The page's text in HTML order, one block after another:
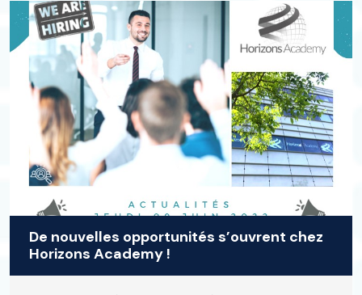
De nouvelles opportunités s’ouvrent chez
Horizons Academy !